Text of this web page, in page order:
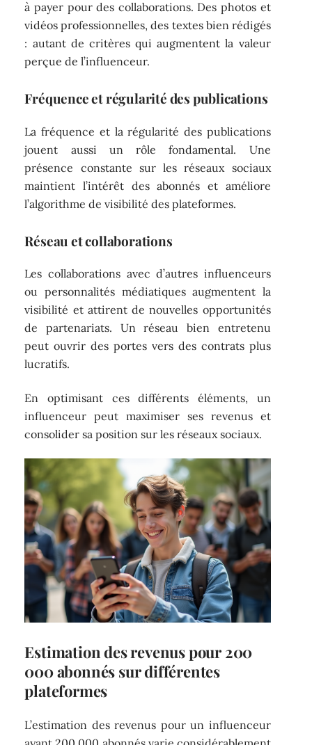
à payer pour des collaborations. Des photos et
vidéos professionnelles, des textes bien rédigés
: autant de critères qui augmentent la valeur
perçue de l’influenceur.
Fréquence et régularité des publications
La fréquence et la régularité des publications
jouent aussi un rôle fondamental. Une
présence constante sur les réseaux sociaux
maintient l’intérêt des abonnés et améliore
l’algorithme de visibilité des plateformes.
Réseau et collaborations
Les collaborations avec d’autres influenceurs
ou personnalités médiatiques augmentent la
visibilité et attirent de nouvelles opportunités
de partenariats. Un réseau bien entretenu
peut ouvrir des portes vers des contrats plus
lucratifs.
En optimisant ces différents éléments, un
influenceur peut maximiser ses revenus et
consolider sa position sur les réseaux sociaux.
Estimation des revenus pour 200
000 abonnés sur différentes
plateformes
L’estimation des revenus pour un influenceur